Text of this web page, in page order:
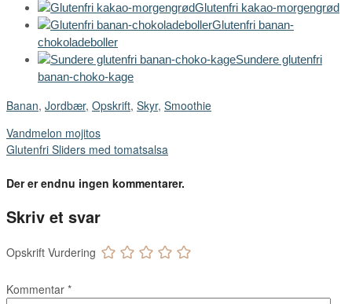
Glutenfri kakao-morgengrød
Glutenfri banan-
chokoladeboller
Sundere glutenfri
banan-choko-kage
Banan, Jordbær, Opskrift, Skyr, Smoothie
Vandmelon mojitos
Glutenfri Sliders med tomatsalsa
Der er endnu ingen kommentarer.
Skriv et svar
Opskrift Vurdering
Kommentar *